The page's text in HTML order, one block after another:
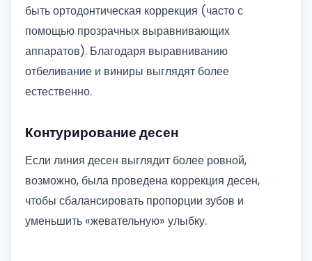
быть ортодонтическая коррекция (часто с
помощью прозрачных выравнивающих
аппаратов). Благодаря выравниванию
отбеливание и виниры выглядят более
естественно.
Контурирование десен
Если линия десен выглядит более ровной,
возможно, была проведена коррекция десен,
чтобы сбалансировать пропорции зубов и
уменьшить «жевательную» улыбку.